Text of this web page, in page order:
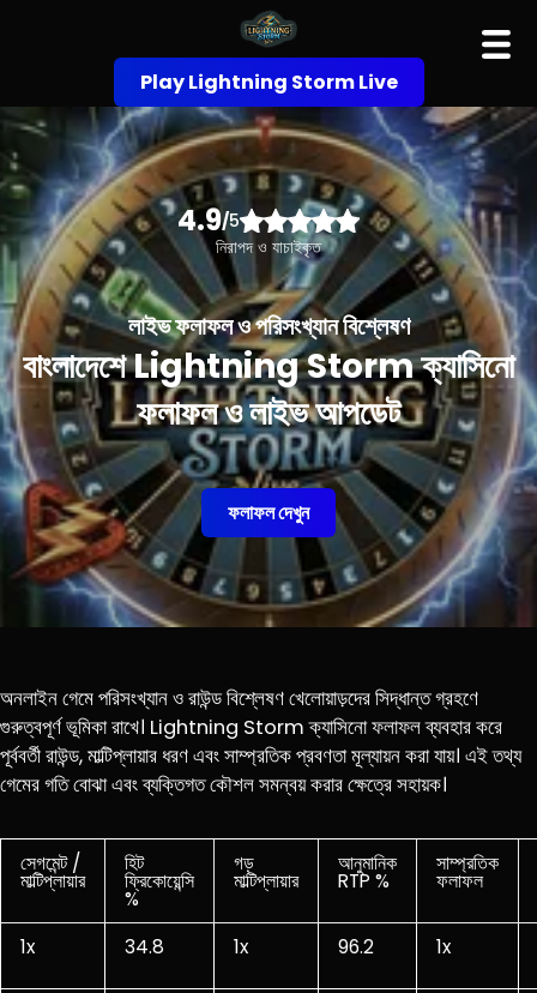
Play Lightning Storm Live
4.9/5
নিরাপদ ও যাচাইকৃত
লাইভ ফলাফল ও পরিসংখ্যান বিশ্লেষণ
বাংলাদেশে Lightning Storm ক্যাসিনো
ফলাফল ও লাইভ আপডেট
ফলাফল দেখুন
অনলাইন গেমে পরিসংখ্যান ও রাউন্ড বিশ্লেষণ খেলোয়াড়দের সিদ্ধান্ত গ্রহণে
গুরুত্বপূর্ণ ভূমিকা রাখে। Lightning Storm ক্যাসিনো ফলাফল ব্যবহার করে
পূর্ববর্তী রাউন্ড, মাল্টিপ্লায়ার ধরণ এবং সাম্প্রতিক প্রবণতা মূল্যায়ন করা যায়। এই তথ্য
গেমের গতি বোঝা এবং ব্যক্তিগত কৌশল সমন্বয় করার ক্ষেত্রে সহায়ক।
সেগমেন্ট /
মাল্টিপ্লায়ার
হিট
ফ্রিকোয়েন্সি
%
গড়
মাল্টিপ্লায়ার
আনুমানিক
RTP %
সাম্প্রতিক
ফলাফল
1x 34.8 1x 96.2 1x